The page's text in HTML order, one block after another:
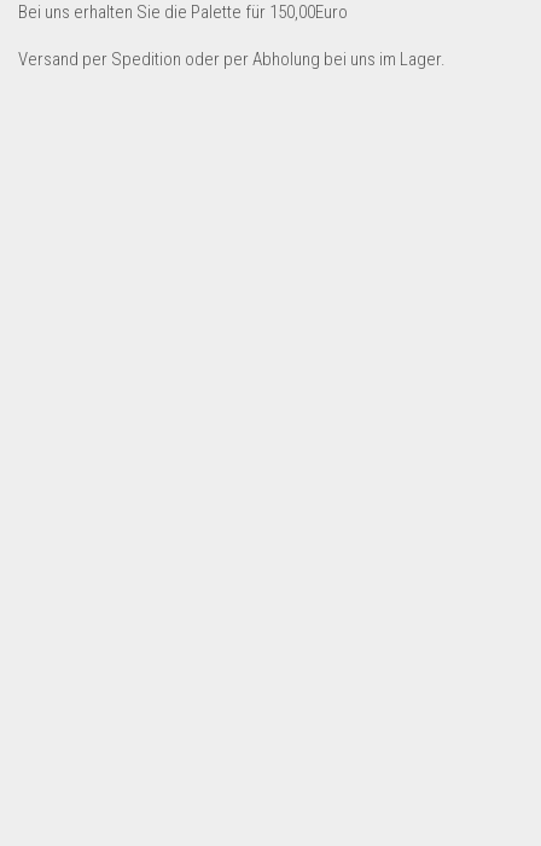
Saison & Eventprodkte
Bei uns erhalten Sie die Palette für 150,00Euro
Versand per Spedition oder per Abholung bei uns im Lager.